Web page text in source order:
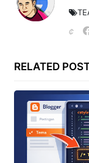
RELATED